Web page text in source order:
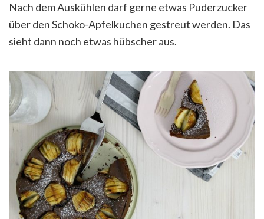
Nach dem Auskühlen darf gerne etwas Puderzucker
über den Schoko-Apfelkuchen gestreut werden. Das
sieht dann noch etwas hübscher aus.